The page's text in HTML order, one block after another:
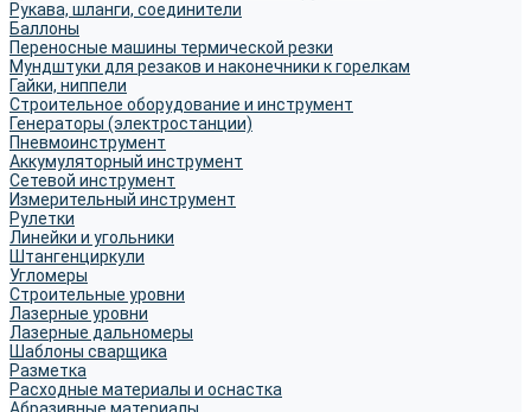
Рукава, шланги, соединители
Баллоны
Переносные машины термической резки
Мундштуки для резаков и наконечники к горелкам
Гайки, ниппели
Строительное оборудование и инструмент
Генераторы (электростанции)
Пневмоинструмент
Аккумуляторный инструмент
Сетевой инструмент
Измерительный инструмент
Рулетки
Линейки и угольники
Штангенциркули
Угломеры
Строительные уровни
Лазерные уровни
Лазерные дальномеры
Шаблоны сварщика
Разметка
Расходные материалы и оснастка